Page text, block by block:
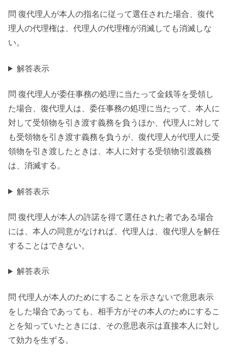
問 復代理人が本人の指名に従って選任された場合、復代
理人の代理権は、代理人の代理権が消滅しても消滅しな
い。
解答表示
問 復代理人が委任事務の処理に当たって金銭等を受領し
た場合、復代理人は、委任事務の処理に当たって、本人に
対して受領物を引き渡す義務を負うほか、代理人に対して
も受領物を引き渡す義務を負うが、復代理人が代理人に受
領物を引き渡したときは、本人に対する受領物引渡義務
は、消滅する。
解答表示
問 復代理人が本人の許諾を得て選任された者である場合
には、本人の同意がなければ、代理人は、復代理人を解任
することはできない。
解答表示
問 代理人が本人のためにすることを示さないで意思表示
をした場合であっても、相手方がその本人のためにするこ
とを知っていたときには、その意思表示は直接本人に対し
て効力を生ずる。